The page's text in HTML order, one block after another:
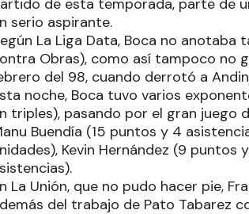
serio aspirante.
La Liga Data, Boca no
Obras), como así tampoco no
del 98, cuando derrotó a
noche, Boca tuvo varios
triples), pasando por el gran juego
Buendía (15 puntos y 4
Kevin Hernández (9
La Unión, que no pudo hacer pie,
del trabajo de Pato Tabarez